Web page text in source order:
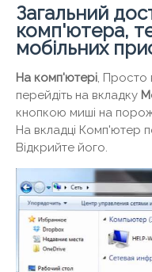
Загальний
комп'ютера,
мобільних
На комп'ютері , Просто
перейдіть на вкладку
кнопкою миші на
На вкладці Комп'ютер
Відкрийте його.